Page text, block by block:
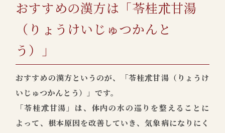
おすすめの漢方は「苓桂朮甘湯
（りょうけいじゅつかんと
う）」
おすすめの漢方というのが、「苓桂朮甘湯（りょうけ
いじゅつかんとう）」です。
「苓桂朮甘湯」は、体内の水の巡りを整えることに
よって、根本原因を改善していき、気象病になりにく